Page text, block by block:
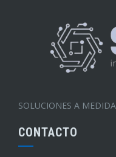
SOLUCIONES A
CONTACTO